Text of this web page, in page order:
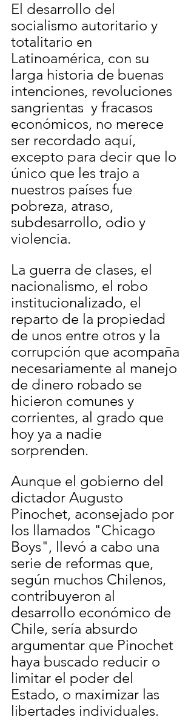
El desarrollo del
socialismo autoritario y
totalitario en
Latinoamérica, con su
larga historia de buenas
intenciones, revoluciones
sangrientas  y fracasos
económicos, no merece
ser recordado aquí,
excepto para decir que lo
único que les trajo a
nuestros países fue
pobreza, atraso,
subdesarrollo, odio y
violencia.
La guerra de clases, el
nacionalismo, el robo
institucionalizado, el
reparto de la propiedad
de unos entre otros y la
corrupción que acompaña
necesariamente al manejo
de dinero robado se
hicieron comunes y
corrientes, al grado que
hoy ya a nadie
sorprenden.
Aunque el gobierno del
dictador Augusto
Pinochet, aconsejado por
los llamados "Chicago
Boys", llevó a cabo una
serie de reformas que,
según muchos Chilenos,
contribuyeron al
desarrollo económico de
Chile, sería absurdo
argumentar que Pinochet
haya buscado reducir o
limitar el poder del
Estado, o maximizar las
libertades individuales.